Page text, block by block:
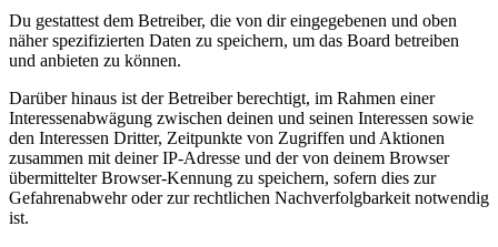
Du gestattest dem Betreiber, die von dir eingegebenen und oben
näher spezifizierten Daten zu speichern, um das Board betreiben
und anbieten zu können.
Darüber hinaus ist der Betreiber berechtigt, im Rahmen einer
Interessenabwägung zwischen deinen und seinen Interessen sowie
den Interessen Dritter, Zeitpunkte von Zugriffen und Aktionen
zusammen mit deiner IP-Adresse und der von deinem Browser
übermittelter Browser-Kennung zu speichern, sofern dies zur
Gefahrenabwehr oder zur rechtlichen Nachverfolgbarkeit notwendig
ist.